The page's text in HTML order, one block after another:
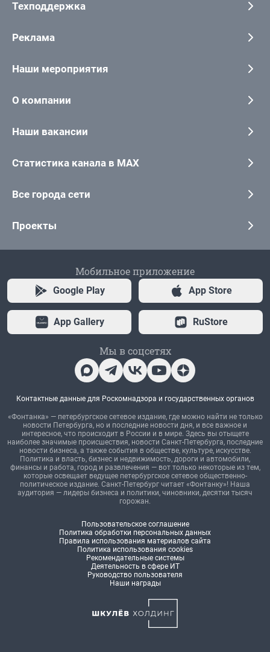
Техподдержка
Реклама
Наши мероприятия
О компании
Наши вакансии
Статистика канала в MAX
Все города сети
Проекты
Мобильное приложение
Google Play App Store
App Gallery RuStore
Мы в соцсетях
Контактные данные для Роскомнадзора и государственных органов
«Фонтанка» — петербургское сетевое издание, где можно найти не только
новости Петербурга, но и последние новости дня, и все важное и
интересное, что происходит в России и в мире. Здесь вы отыщете
наиболее значимые происшествия, новости Санкт-Петербурга, последние
новости бизнеса, а также события в обществе, культуре, искусстве.
Политика и власть, бизнес и недвижимость, дороги и автомобили,
финансы и работа, город и развлечения — вот только некоторые из тем,
которые освещает ведущее петербургское сетевое общественно-
политическое издание. Санкт-Петербург читает «Фонтанку»! Наша
аудитория — лидеры бизнеса и политики, чиновники, десятки тысяч
горожан.
Пользовательское соглашение
Политика обработки персональных данных
Правила использования материалов сайта
Политика использования cookies
Рекомендательные системы
Деятельность в сфере ИТ
Руководство пользователя
Наши награды